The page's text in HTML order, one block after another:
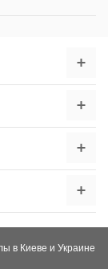
в Киеве и Украине